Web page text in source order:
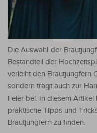
Die Auswahl der
Bestandteil der
verleiht den Brautjungfern
sondern trägt auch zur
Feier bei. In diesem Artikel
praktische Tipps und
Brautjungfern zu finden.